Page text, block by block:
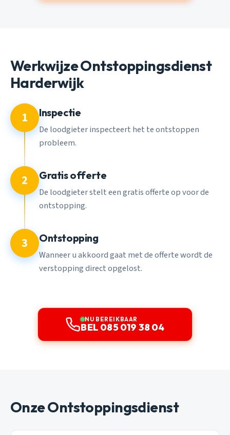
Werkwijze Ontstoppingsdienst
Harderwijk
1 Inspectie
De loodgieter inspecteert het te ontstoppen
probleem.
2 Gratis offerte
De loodgieter stelt een gratis offerte op voor de
ontstopping.
3 Ontstopping
Wanneer u akkoord gaat met de offerte wordt de
verstopping direct opgelost.
NU BEREIKBAAR
BEL 085 019 38 04
Onze Ontstoppingsdienst